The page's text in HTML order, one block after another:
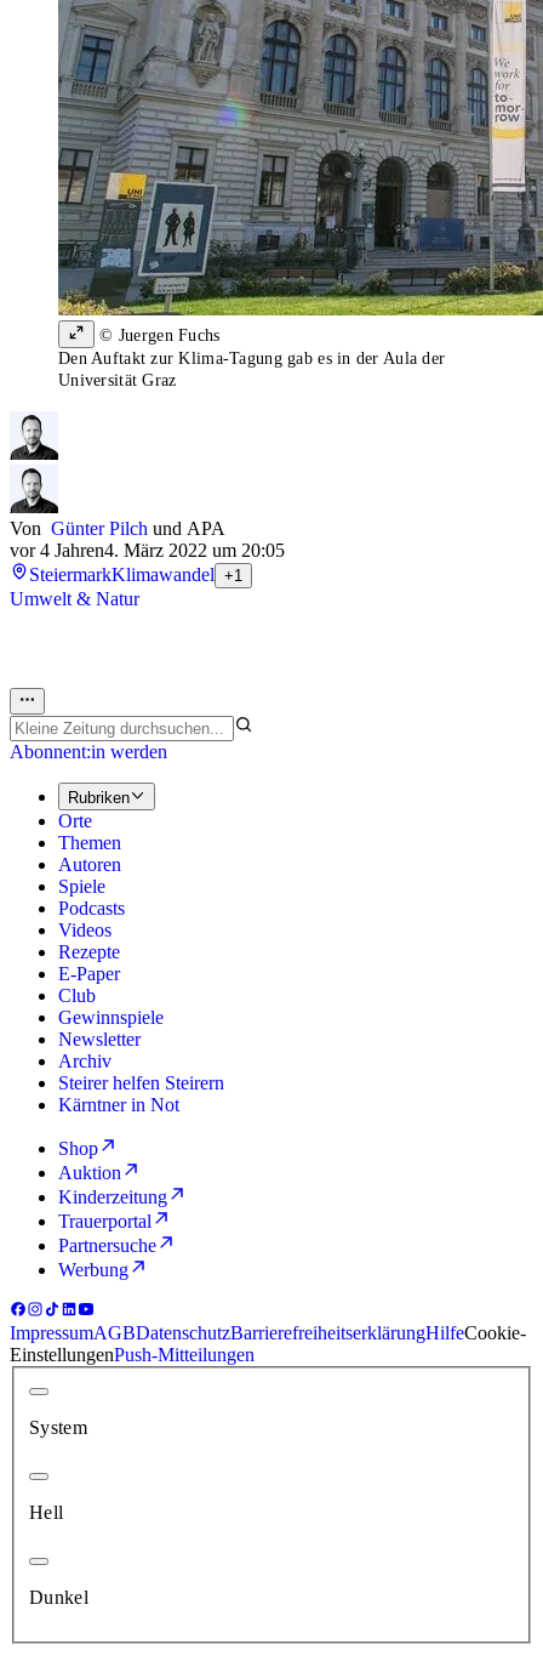
© Juergen Fuchs
Den Auftakt zur Klima-Tagung gab es in der Aula der
Universität Graz
Von Günter Pilch und APA
vor 4 Jahren4. März 2022 um 20:05
SteiermarkKlimawandel +1
Umwelt & Natur
Abonnent:in werden
Rubriken
Orte
Themen
Autoren
Spiele
Podcasts
Videos
Rezepte
E-Paper
Club
Gewinnspiele
Newsletter
Archiv
Steirer helfen Steirern
Kärntner in Not
Shop
Auktion
Kinderzeitung
Trauerportal
Partnersuche
Werbung
ImpressumAGBDatenschutzBarrierefreiheitserklärungHilfeCookie-
EinstellungenPush-Mitteilungen
System
Hell
Dunkel